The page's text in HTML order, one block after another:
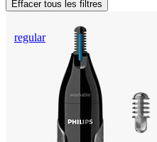
Effacer tous les filtres
regular